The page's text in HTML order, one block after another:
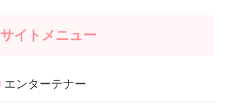
サイトメニュー
エンターテナー